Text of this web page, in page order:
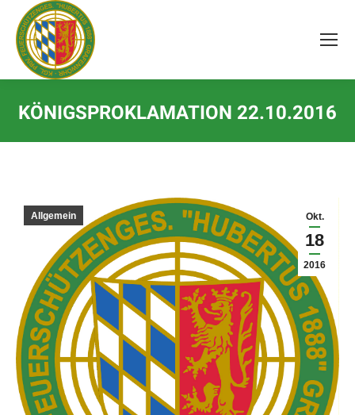
springen
KÖNIGSPROKLAMATION 22.10.2016
Okt.
18
2016
Allgemein